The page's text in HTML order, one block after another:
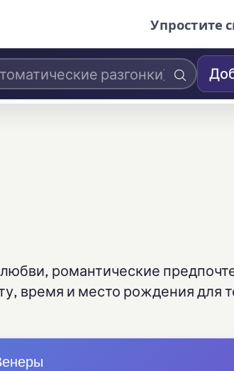
Упростите
романтические
время и место рождения для